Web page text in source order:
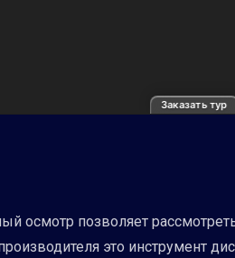
Заказать тур
осмотр позволяет
это инструмент